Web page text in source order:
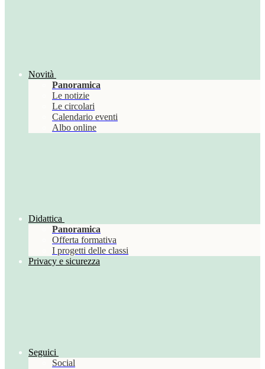
Novità
Panoramica
Le notizie
Le circolari
Calendario eventi
Albo online
Didattica
Panoramica
Offerta formativa
I progetti delle classi
Privacy e sicurezza
Seguici
Social